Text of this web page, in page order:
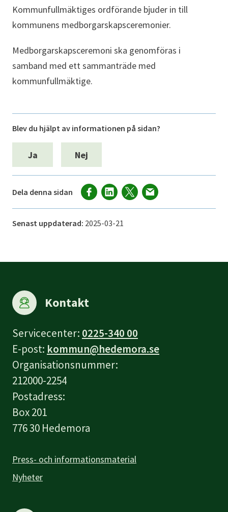
Kommunfullmäktiges ordförande bjuder in till
kommunens medborgarskapsceremonier.
Medborgarskapsceremoni ska genomföras i
samband med ett sammanträde med
kommunfullmäktige.
Blev du hjälpt av informationen på sidan?
Ja Nej
Dela denna sidan
Senast uppdaterad: 2025-03-21
Kontakt
Servicecenter: 0225-340 00
E-post: kommun@hedemora.se
Organisationsnummer:
212000-2254
Postadress:
Box 201
776 30 Hedemora
Press- och informationsmaterial
Nyheter